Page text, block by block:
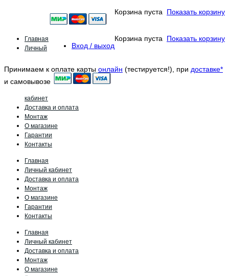
Корзина пуста Показать корзину
Корзина пуста
Показать корзину
Вход / выход
Принимаем к оплате карты онлайн (тестируется!), при доставке*
и самовывозе
Главная
Личный
кабинет
Доставка и оплата
Монтаж
О магазине
Гарантии
Контакты
Главная
Личный кабинет
Доставка и оплата
Монтаж
О магазине
Гарантии
Контакты
Главная
Личный кабинет
Доставка и оплата
Монтаж
О магазине